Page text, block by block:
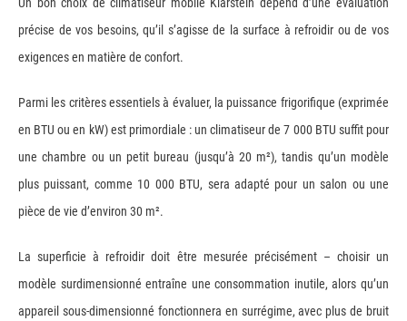
précise de vos besoins, qu’il s’agisse de la surface à refroidir ou de vos
exigences en matière de confort.
Parmi les critères essentiels à évaluer, la puissance frigorifique (exprimée
en BTU ou en kW) est primordiale : un climatiseur de 7 000 BTU suffit pour
une chambre ou un petit bureau (jusqu’à 20 m²), tandis qu’un modèle
plus puissant, comme 10 000 BTU, sera adapté pour un salon ou une
pièce de vie d’environ 30 m².
La superficie à refroidir doit être mesurée précisément – choisir un
modèle surdimensionné entraîne une consommation inutile, alors qu’un
appareil sous-dimensionné fonctionnera en surrégime, avec plus de bruit